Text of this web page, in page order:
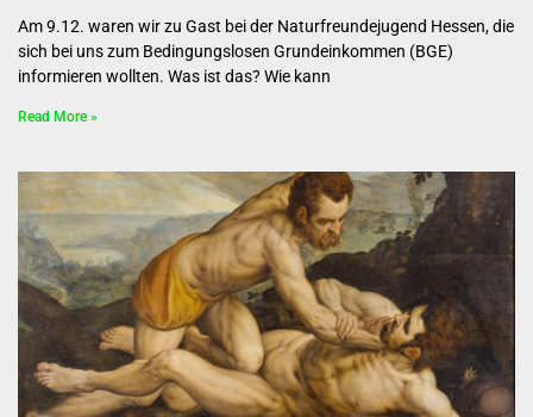
Am 9.12. waren wir zu Gast bei der Naturfreundejugend Hessen, die
sich bei uns zum Bedingungslosen Grundeinkommen (BGE)
informieren wollten. Was ist das? Wie kann
Read More »